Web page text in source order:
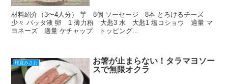
材料紹介（3〜4人分） 芋 8個 ソーセージ 8本 とろけるチーズ
少々 バッタ液 卵 1 薄力粉 大匙3 水 大匙1 塩コショウ 適量 マ
ヨネーズ 適量 ケチャップ トッピング...
桜庭みさお
お箸が止まらない！タラマヨソー
スで無限オクラ